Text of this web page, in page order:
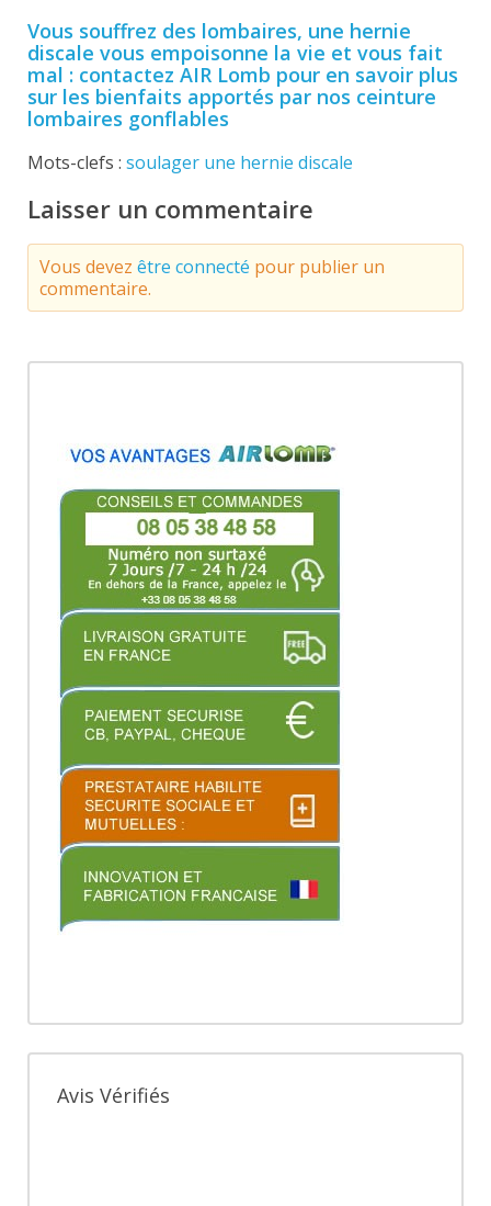
Vous souffrez des lombaires, une hernie
discale vous empoisonne la vie et vous fait
mal : contactez AIR Lomb pour en savoir plus
sur les bienfaits apportés par nos ceinture
lombaires gonflables
Mots-clefs : soulager une hernie discale
Laisser un commentaire
Vous devez être connecté pour publier un
commentaire.
Avis Vérifiés